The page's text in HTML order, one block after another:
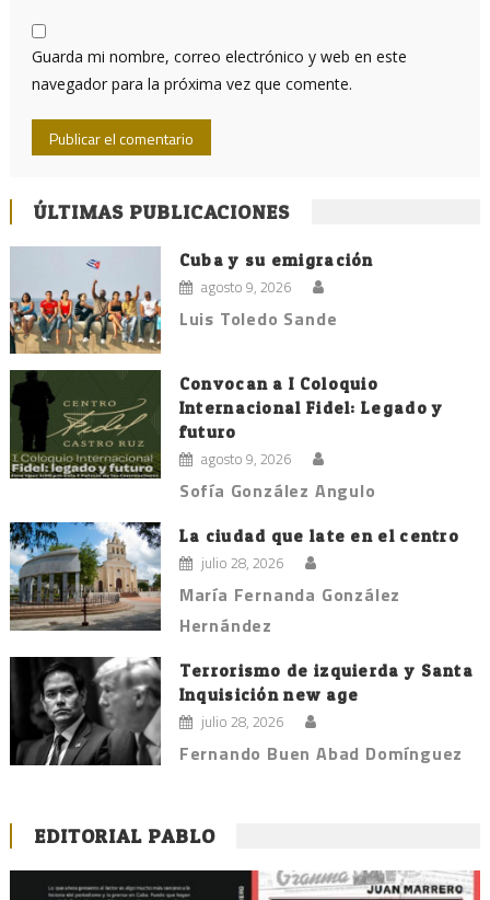
Guarda mi nombre, correo electrónico y web en este
navegador para la próxima vez que comente.
ÚLTIMAS PUBLICACIONES
Cuba y su emigración
agosto 9, 2026
Luis Toledo Sande
Convocan a I Coloquio
Internacional Fidel: Legado y
futuro
agosto 9, 2026
Sofía González Angulo
La ciudad que late en el centro
julio 28, 2026
María Fernanda González
Hernández
Terrorismo de izquierda y Santa
Inquisición new age
julio 28, 2026
Fernando Buen Abad Domínguez
EDITORIAL PABLO